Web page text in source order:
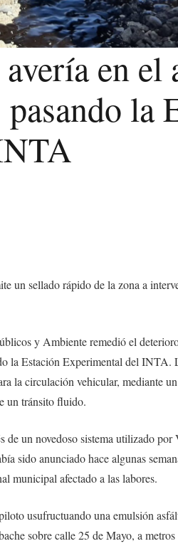
en el
la
un sellado rápido de la zona a
y Ambiente remedió el
la Estación Experimental del INTA.
la circulación vehicular, mediante
un tránsito fluido.
de un novedoso sistema utilizado
sido anunciado hace algunas
municipal afectado a las labores.
usufructuando una emulsión
sobre calle 25 de Mayo, a